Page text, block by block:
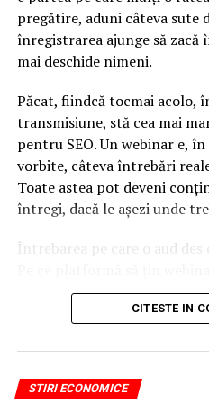
Henri Poupart-Lafarge,
care va fi şeful noii companii.
Alstom şi Siemens se
finalizarea tranzacţiei,
Alstom şi Siemens au o
din România.
ARTICOLE PE ACEIASI TEMA:
27 de noi avioane,
Comisarul european pentru
Facebook
pregătire, aduni câteva sute
înregistrarea ajunge să
mai deschide nimeni.
Păcat, fiindcă tocmai acolo,
transmisiune, stă cea mai
pentru SEO. Un webinar e,
vorbite, câteva întrebări
Toate astea pot deveni
întregi, dacă le așezi unde
Întrebarea pe care o aud des
din Google, nu doar lead-uri
scurt e că platforma
Nu cel mai tare software
conținutul liber, indexabil și
CITESTE IN
STIRI ECONOMICE